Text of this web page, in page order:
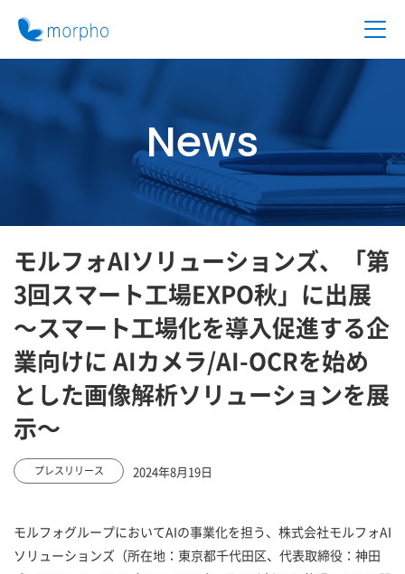
News
モルフォAIソリューションズ、「第
3回スマート工場EXPO秋」に出展
～スマート工場化を導入促進する企
業向けに AIカメラ/AI-OCRを始め
とした画像解析ソリューションを展
示～
プレスリリース 2024年8月19日
モルフォグループにおいてAIの事業化を担う、株式会社モルフォAI
ソリューションズ（所在地：東京都千代田区、代表取締役：神田